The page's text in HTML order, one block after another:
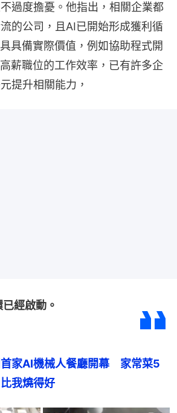
過度擔憂。他指出，相關企業都
的公司，且AI已開始形成獲利循
具備實際價值，例如協助程式開
薪職位的工作效率，已有許多企
提升相關能力，
經啟動。
家AI機械人餐廳開幕　家常菜5
我燒得好